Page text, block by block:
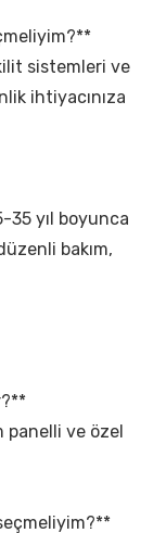
sistemleri ve
ihtiyacınıza
35 yıl boyunca
bakım,
panelli ve özel